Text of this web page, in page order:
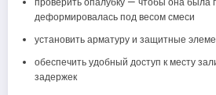
деформировалась под весом смеси
установить арматуру и защитные
обеспечить удобный доступ к месту
задержек